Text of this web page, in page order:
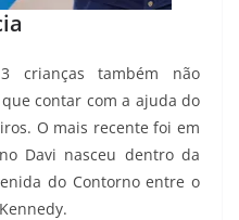
crianças também não
contar com a ajuda do
O mais recente foi em
Davi nasceu dentro da
do Contorno entre o